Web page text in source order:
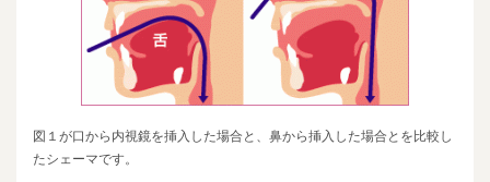
図１が口から内視鏡を挿入した場合と、鼻から挿入した場合とを比較し
たシェーマです。